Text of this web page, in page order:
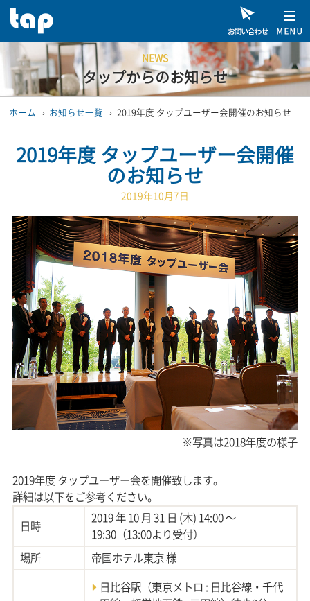
NEWS
タップからのお知らせ
ホーム › お知らせ一覧 › 2019年度 タップユーザー会開催のお知らせ
2019年度 タップユーザー会開催
のお知らせ
2019年10月7日
※写真は2018年度の様子
2019年度 タップユーザー会を開催致します。
詳細は以下をご参考ください。
日時
2019 年 10 月 31 日 (木) 14:00 ～
19:30（13:00より受付）
場所
帝国ホテル東京 様
日比谷駅（東京メトロ : 日比谷線・千代